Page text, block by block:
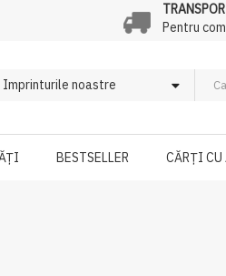
Pentru
BESTSELLER CĂRȚI CU